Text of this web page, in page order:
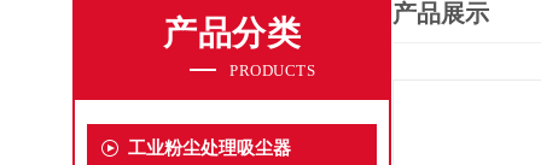
产品分类
PRODUCTS
工业粉尘处理吸尘器
产品展示